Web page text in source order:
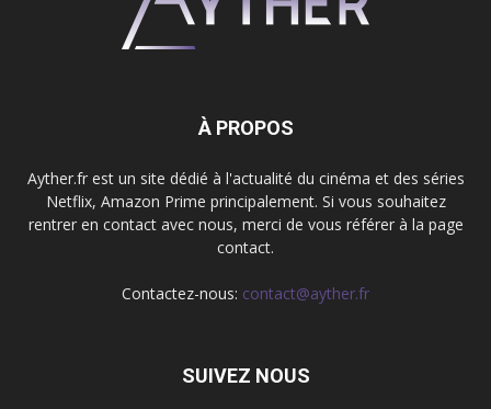
À PROPOS
Ayther.fr est un site dédié à l'actualité du cinéma et des séries
Netflix, Amazon Prime principalement. Si vous souhaitez
rentrer en contact avec nous, merci de vous référer à la page
contact.
Contactez-nous: contact@ayther.fr
SUIVEZ NOUS